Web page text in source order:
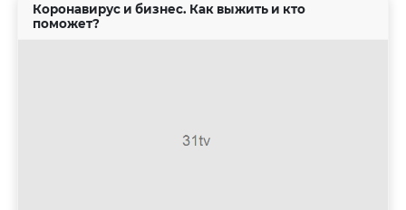
Коронавирус и бизнес. Как выжить и кто
поможет?